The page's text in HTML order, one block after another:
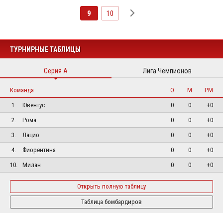
9 10
ТУРНИРНЫЕ ТАБЛИЦЫ
Серия А Лига Чемпионов
Команда О М
РМ
1.
Ювентус 0 0
+0
2.
Рома 0 0
+0
3.
Лацио 0 0
+0
4.
Фиорентина 0 0
+0
10.
Милан 0 0 +0
Открыть полную таблицу
Таблица бомбардиров